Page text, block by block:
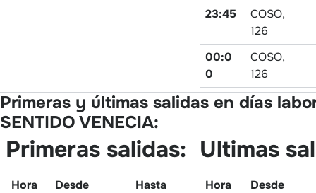
23:45
COSO,
126
00:0
0
COSO,
126
Primeras y últimas salidas en días
SENTIDO VENECIA:
Primeras salidas: Ultimas
Hora Desde
Hasta
Hora
Desde